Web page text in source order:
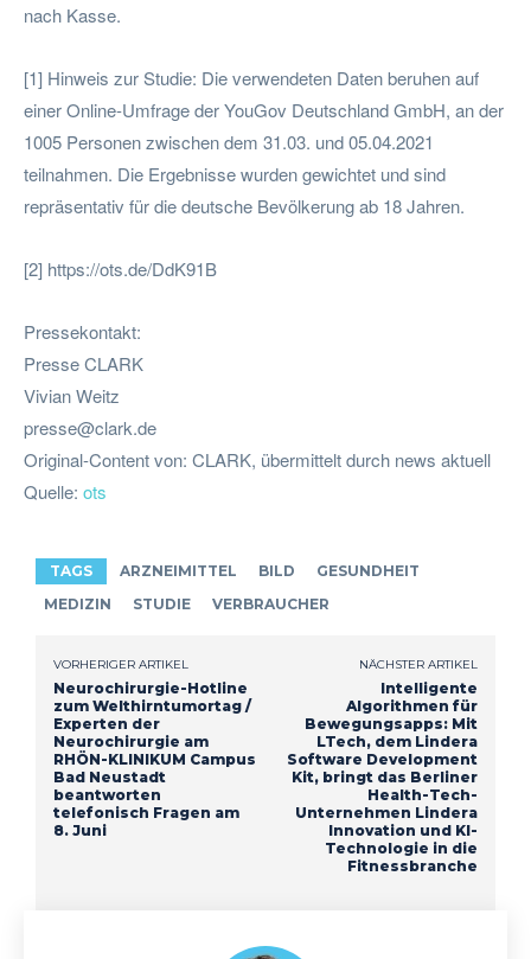
nach Kasse.
[1] Hinweis zur Studie: Die verwendeten Daten beruhen auf
einer Online-Umfrage der YouGov Deutschland GmbH, an der
1005 Personen zwischen dem 31.03. und 05.04.2021
teilnahmen. Die Ergebnisse wurden gewichtet und sind
repräsentativ für die deutsche Bevölkerung ab 18 Jahren.
[2] https://ots.de/DdK91B
Pressekontakt:
Presse CLARK
Vivian Weitz
presse@clark.de
Original-Content von: CLARK, übermittelt durch news aktuell
Quelle: ots
TAGS ARZNEIMITTEL BILD
GESUNDHEIT
MEDIZIN
STUDIE VERBRAUCHER
VORHERIGER ARTIKEL
Neurochirurgie-Hotline
zum Welthirntumortag /
Experten der
Neurochirurgie am
RHÖN-KLINIKUM Campus
Bad Neustadt
beantworten
telefonisch Fragen am
8. Juni
NÄCHSTER ARTIKEL
Intelligente
Algorithmen für
Bewegungsapps: Mit
LTech, dem Lindera
Software Development
Kit, bringt das Berliner
Health-Tech-
Unternehmen Lindera
Innovation und KI-
Technologie in die
Fitnessbranche